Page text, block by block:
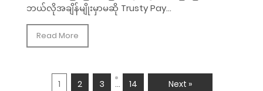
ဘယ်လိုအချိန်မျိုးမှာမဆို Trusty Pay...
Read More
1 2 3 … 14 Next »